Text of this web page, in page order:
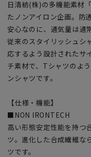
日清紡(株)の多機能素材
たノンアイロン企画。防
安心なのに、通気量は通
従来のスタイリッシュシ
応するよう設計されたサ
チ素材で、Tシャツのよ
ンシャツです。
【仕様・機能】
■NON IRONTECH
高い形態安定性能を持つ
ツ。進化した合成繊維な
ツです。